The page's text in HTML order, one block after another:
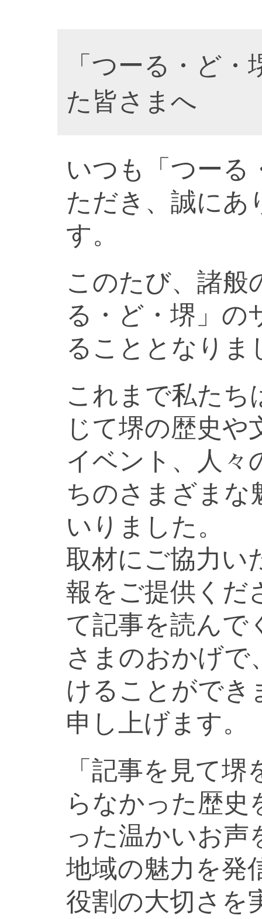
「つーる・ど
た皆さまへ
いつも「つーる
ただき、誠にあ
す。
このたび、諸般
る・ど・堺」の
ることとなりま
これまで私たち
じて堺の歴史や
イベント、人々
ちのさまざまな
いりました。
取材にご協力い
報をご提供くだ
て記事を読んで
さまのおかげで
けることができ
申し上げます。
「記事を見て
らなかった歴史
った温かいお声
地域の魅力を発
役割の大切さを